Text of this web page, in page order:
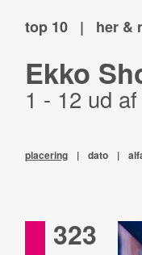
top 10 | her &
Ekko
1 - 12 ud
placering | dato |
323